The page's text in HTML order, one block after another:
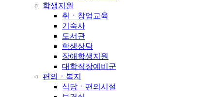
학생지원
취ㆍ창업교육
기숙사
도서관
학생상담
장애학생지원
대학직장예비군
편의ㆍ복지
식당ㆍ편의시설